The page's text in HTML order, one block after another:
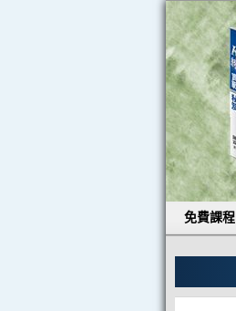
免費課程